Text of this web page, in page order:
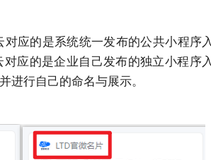
对应的是系统统一发布的公共小程序
应的是企业自己发布的独立小程序
进行自己的命名与展示。